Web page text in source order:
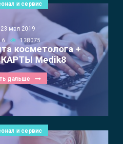
и сервис
23 мая 2019
6
138075
косметолога +
Medik8
дальше
и сервис